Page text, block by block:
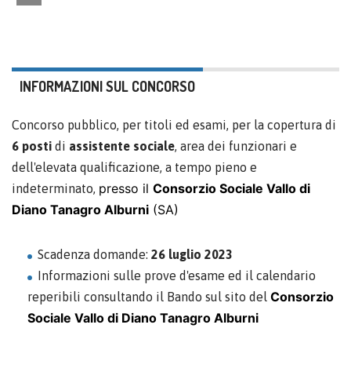
INFORMAZIONI SUL CONCORSO
Concorso pubblico, per titoli ed esami, per la copertura di
6 posti di assistente sociale, area dei funzionari e
dell'elevata qualificazione, a tempo pieno e
indeterminato, presso il Consorzio Sociale Vallo di
Diano Tanagro Alburni (SA)
Scadenza domande: 26 luglio 2023
Informazioni sulle prove d'esame ed il calendario
reperibili consultando il Bando sul sito del Consorzio
Sociale Vallo di Diano Tanagro Alburni